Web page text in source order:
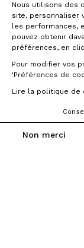
Nous utilisons des
site, personnaliser
les performances,
pouvez obtenir
préférences, en
Pour modifier vos
'Préférences de
Lire la politique de
Non merci
Blocage